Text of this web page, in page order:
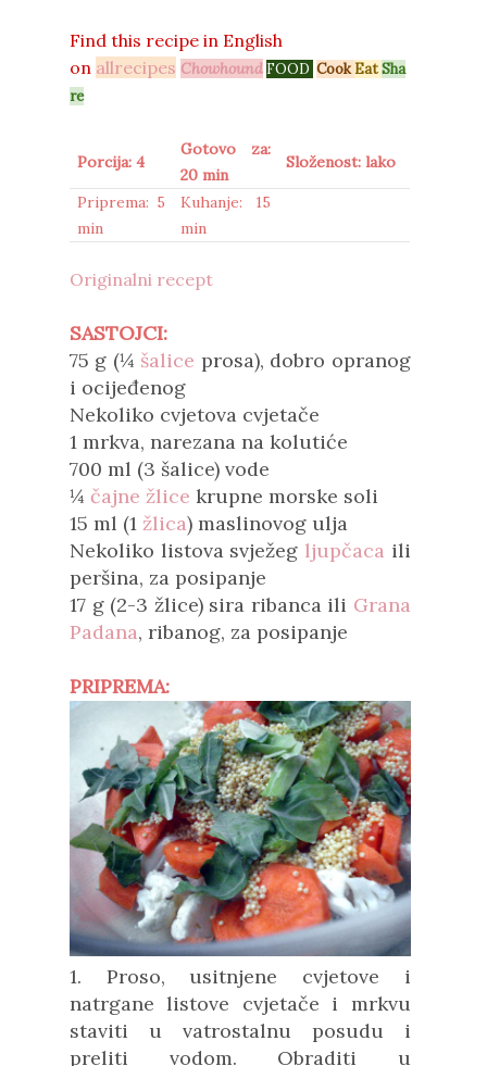
Find this recipe in English
on allrecipes Chowhound FOOD CookEatSha
re
Porcija: 4
Gotovo za:
20 min
Složenost: lako
Priprema: 5
min
Kuhanje: 15
min
Originalni recept
SASTOJCI:
75 g (¼ šalice prosa), dobro opranog
i ocijeđenog
Nekoliko cvjetova cvjetače
1 mrkva, narezana na kolutiće
700 ml (3 šalice) vode
¼ čajne žlice krupne morske soli
15 ml (1 žlica) maslinovog ulja
Nekoliko listova svježeg ljupčaca ili
peršina, za posipanje
17 g (2-3 žlice) sira ribanca ili Grana
Padana, ribanog, za posipanje
PRIPREMA:
1. Proso, usitnjene cvjetove i
natrgane listove cvjetače i mrkvu
staviti u vatrostalnu posudu i
preliti vodom. Obraditi u